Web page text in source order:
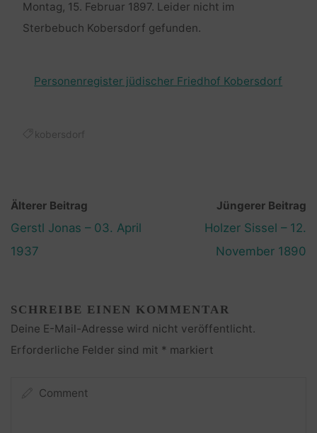
Montag, 15. Februar 1897. Leider nicht im
Sterbebuch Kobersdorf gefunden.
Personenregister jüdischer Friedhof Kobersdorf
kobersdorf
Älterer Beitrag
Gerstl Jonas – 03. April
1937
Jüngerer Beitrag
Holzer Sissel – 12.
November 1890
SCHREIBE EINEN KOMMENTAR
Deine E-Mail-Adresse wird nicht veröffentlicht.
Erforderliche Felder sind mit * markiert